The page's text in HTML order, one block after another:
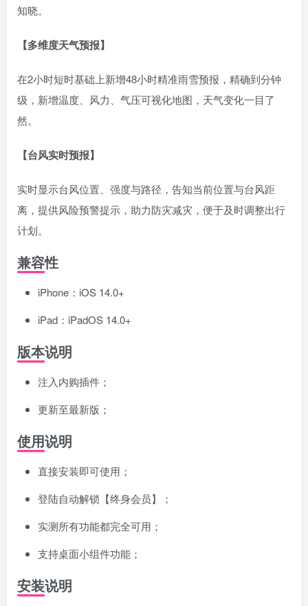
知晓。
【多维度天气预报】
在2小时短时基础上新增48小时精准雨雪预报，精确到分钟
级，新增温度、风力、气压可视化地图，天气变化一目了
然。
【台风实时预报】
实时显示台风位置、强度与路径，告知当前位置与台风距
离，提供风险预警提示，助力防灾减灾，便于及时调整出行
计划。
兼容性
iPhone：iOS 14.0+
iPad：iPadOS 14.0+
版本说明
注入内购插件；
更新至最新版；
使用说明
直接安装即可使用；
登陆自动解锁【终身会员】；
实测所有功能都完全可用；
支持桌面小组件功能；
安装说明